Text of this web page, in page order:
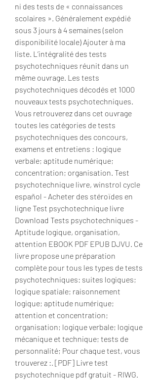
ni des tests de « connaissances
scolaires ». Généralement expédié
sous 3 jours à 4 semaines (selon
disponibilité locale) Ajouter à ma
liste. L’intégralité des tests
psychotechniques réunit dans un
même ouvrage. Les tests
psychotechniques décodés et 1000
nouveaux tests psychotechniques.
Vous retrouverez dans cet ouvrage
toutes les catégories de tests
psychotechniques des concours,
examens et entretiens : logique
verbale; aptitude numérique;
concentration; organisation. Test
psychotechnique livre, winstrol cycle
español - Acheter des stéroïdes en
ligne Test psychotechnique livre
Download Tests psychotechniques -
Aptitude logique, organisation,
attention EBOOK PDF EPUB DJVU. Ce
livre propose une préparation
complète pour tous les types de tests
psychotechniques: suites logiques;
logique spatiale; raisonnement
logique; aptitude numérique;
attention et concentration;
organisation; logique verbale; logique
mécanique et technique; tests de
personnalité; Pour chaque test, vous
trouverez :. [PDF] Livre test
psychotechnique pdf gratuit - RIWG.